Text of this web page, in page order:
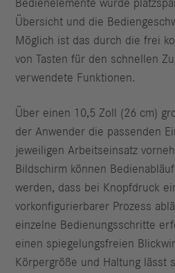
Bedienelemente wurde
Übersicht und die
Möglich ist das durch die frei
von Tasten für den schnellen
verwendete Funktionen.
Über einen 10,5 Zoll (26 cm)
der Anwender die passenden
jeweiligen Arbeitseinsatz
Bildschirm können
werden, dass bei Knopfdruck
vorkonfigurierbarer Prozess
einzelne Bedienungsschritte
einen spiegelungsfreien
Körpergröße und Haltung lässt